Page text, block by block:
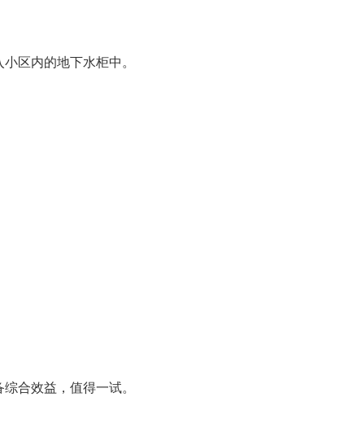
区内的地下水柜中。
合效益，值得一试。